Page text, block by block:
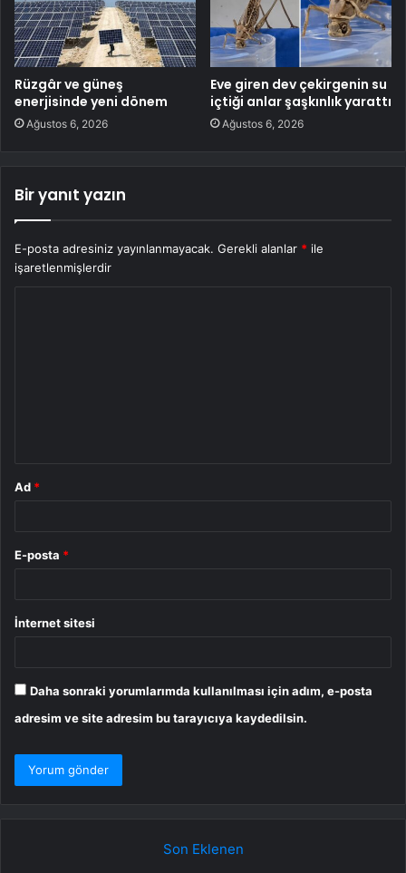
Rüzgâr ve güneş
enerjisinde yeni dönem
Ağustos 6, 2026
Eve giren dev çekirgenin su
içtiği anlar şaşkınlık yarattı
Ağustos 6, 2026
Bir yanıt yazın
E-posta adresiniz yayınlanmayacak. Gerekli alanlar * ile
işaretlenmişlerdir
Ad *
E-posta *
İnternet sitesi
Daha sonraki yorumlarımda kullanılması için adım, e-posta
adresim ve site adresim bu tarayıcıya kaydedilsin.
Son Eklenen